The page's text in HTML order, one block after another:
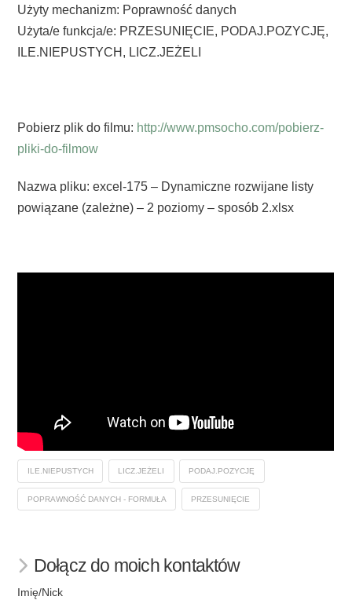
Użyty mechanizm: Poprawność danych
Użyta/e funkcja/e: PRZESUNIĘCIE, PODAJ.POZYCJĘ,
ILE.NIEPUSTYCH, LICZ.JEŻELI
Pobierz plik do filmu: http://www.pmsocho.com/pobierz-
pliki-do-filmow
Nazwa pliku: excel-175 – Dynamiczne rozwijane listy
powiązane (zależne) – 2 poziomy – sposób 2.xlsx
ILE.NIEPUSTYCH LICZ.JEŻELI PODAJ.POZYCJĘ
POPRAWNOŚĆ DANYCH - FORMUŁA PRZESUNIĘCIE
Dołącz do moich kontaktów
Imię/Nick